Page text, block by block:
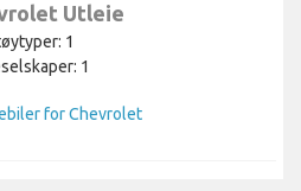
Utleie
1
1
for Chevrolet